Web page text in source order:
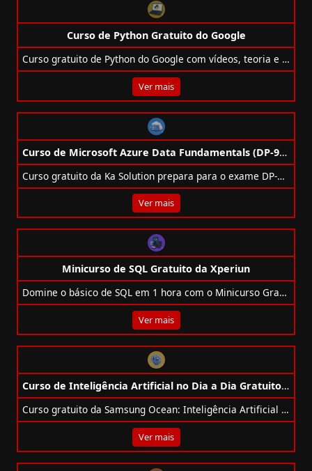
Curso de Python Gratuito do Google
Curso gratuito de Python do Google com vídeos, teoria e exercícios práticos para quem já tem noções básicas de programação.
Ver mais
Curso de Microsoft Azure Data Fundamentals (DP-900) Gratuito da Ka Solution
Curso gratuito da Ka Solution prepara para o exame DP-900 e ensina fundamentos de dados no Microsoft Azure.
Ver mais
Minicurso de SQL Gratuito da Xperiun
Domine o básico de SQL em 1 hora com o Minicurso Gratuito da Xperiun e comece sua jornada na área de dados.
Ver mais
Curso de Inteligência Artificial no Dia a Dia Gratuito da Samsung Ocean
Curso gratuito da Samsung Ocean: Inteligência Artificial no Dia a Dia, aula online em 18/11 com certificado e exemplos práticos.
Ver mais